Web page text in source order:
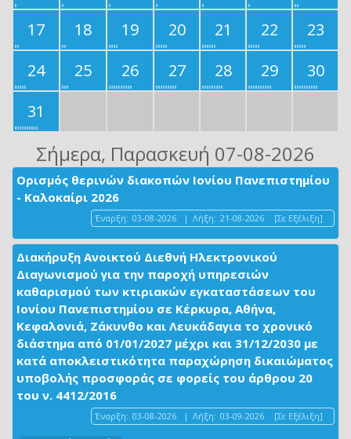
17
18 19 20 21 22
23
24
25 26 27 28 29
30
31
Σήμερα, Παρασκευή 07-08-2026
Ορισμός θερινών διακοπών Ιονίου Πανεπιστημίου
- Καλοκαίρι 2026
Έναρξη: 03-08-2026 | Λήξη: 21-08-2026 [Σε Εξέλιξη]
Διακήρυξη Ανοικτού Διεθνή Ηλεκτρονικού
Διαγωνισμού για την παροχή υπηρεσιών
καθαρισμού των κτιριακών εγκαταστάσεων του
Ιονίου Πανεπιστημίου σε Κέρκυρα, Αθήνα,
Κεφαλονιά, Ζάκυνθο και Λευκάδαγια το χρονικό
διάστημα από 01/01/2027 μέχρι και 31/12/2030 με
κατά αποκλειστικότητα παραχώρηση δικαιώματος
υποβολής προσφοράς σε φορείς του άρθρου 20
του ν. 4412/2016
Έναρξη: 03-08-2026 | Λήξη: 03-09-2026 [Σε Εξέλιξη]